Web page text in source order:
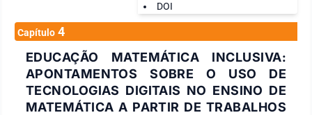
DOI
Capítulo 4
EDUCAÇÃO MATEMÁTICA INCLUSIVA:
APONTAMENTOS SOBRE O USO DE
TECNOLOGIAS DIGITAIS NO ENSINO DE
MATEMÁTICA A PARTIR DE TRABALHOS